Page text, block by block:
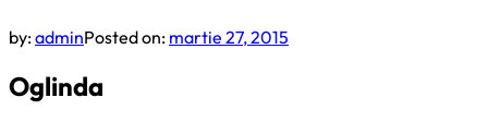
by:adminPosted on: martie 27, 2015
Oglinda